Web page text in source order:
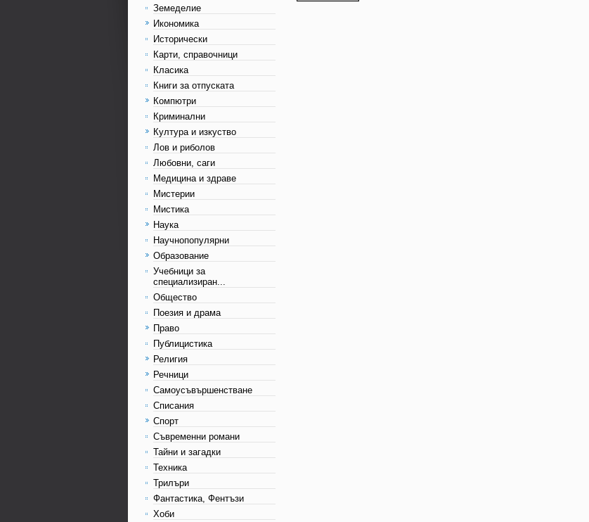
Земеделие
Икономика
Исторически
Карти, справочници
Класика
Книги за отпуската
Компютри
Криминални
Култура и изкуство
Лов и риболов
Любовни, саги
Медицина и здраве
Мистерии
Мистика
Наука
Научнопопулярни
Образование
Учебници за
специализиран...
Общество
Поезия и драма
Право
Публицистика
Религия
Речници
Самоусъвършенстване
Списания
Спорт
Съвременни романи
Тайни и загадки
Техника
Трилъри
Фантастика, Фентъзи
Хоби